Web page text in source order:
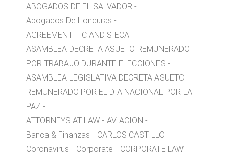
ABOGADOS DE EL SALVADOR
Abogados De Honduras
AGREEMENT IFC AND SIECA
ASAMBLEA DECRETA ASUETO REMUNERADO
POR TRABAJO DURANTE ELECCIONES
ASAMBLEA LEGISLATIVA DECRETA ASUETO
REMUNERADO POR EL DIA NACIONAL POR LA
PAZ
ATTORNEYS AT LAW
AVIACION
Banca & Finanzas
CARLOS CASTILLO
Coronavirus
Corporate
CORPORATE LAW